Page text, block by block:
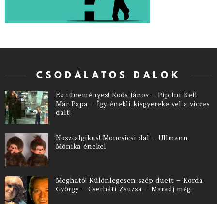
CSODÁLATOS DALOK
Ez tüneményes! Koós János – Pipilni Kell
Már Papa – Így énekli kisgyerekeivel a vicces
dalt!
Nosztalgikus! Moncsicsi dal – Ullmann
Mónika énekel
Megható! Különlegesen szép duett – Korda
György – Cserháti Zsuzsa – Maradj még